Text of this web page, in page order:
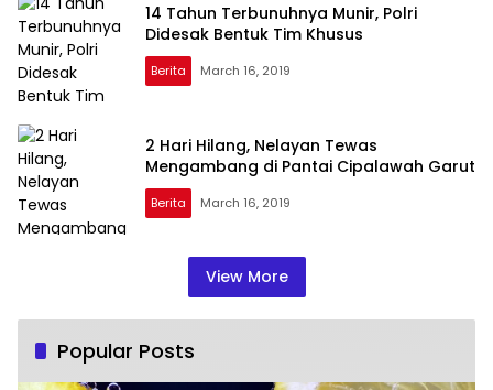
14 Tahun Terbunuhnya Munir, Polri
Didesak Bentuk Tim Khusus
Berita March 16, 2019
2 Hari Hilang, Nelayan Tewas
Mengambang di Pantai Cipalawah Garut
Berita March 16, 2019
View More
Popular Posts